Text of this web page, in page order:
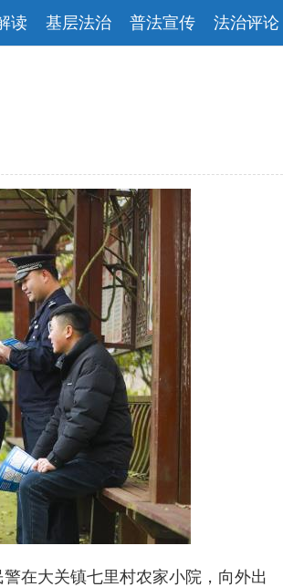
读 基层法治 普法宣传 法治评论
在大关镇七里村农家小院，向外出